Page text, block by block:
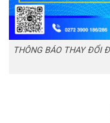
THÔNG BÁO THAY ĐỔI